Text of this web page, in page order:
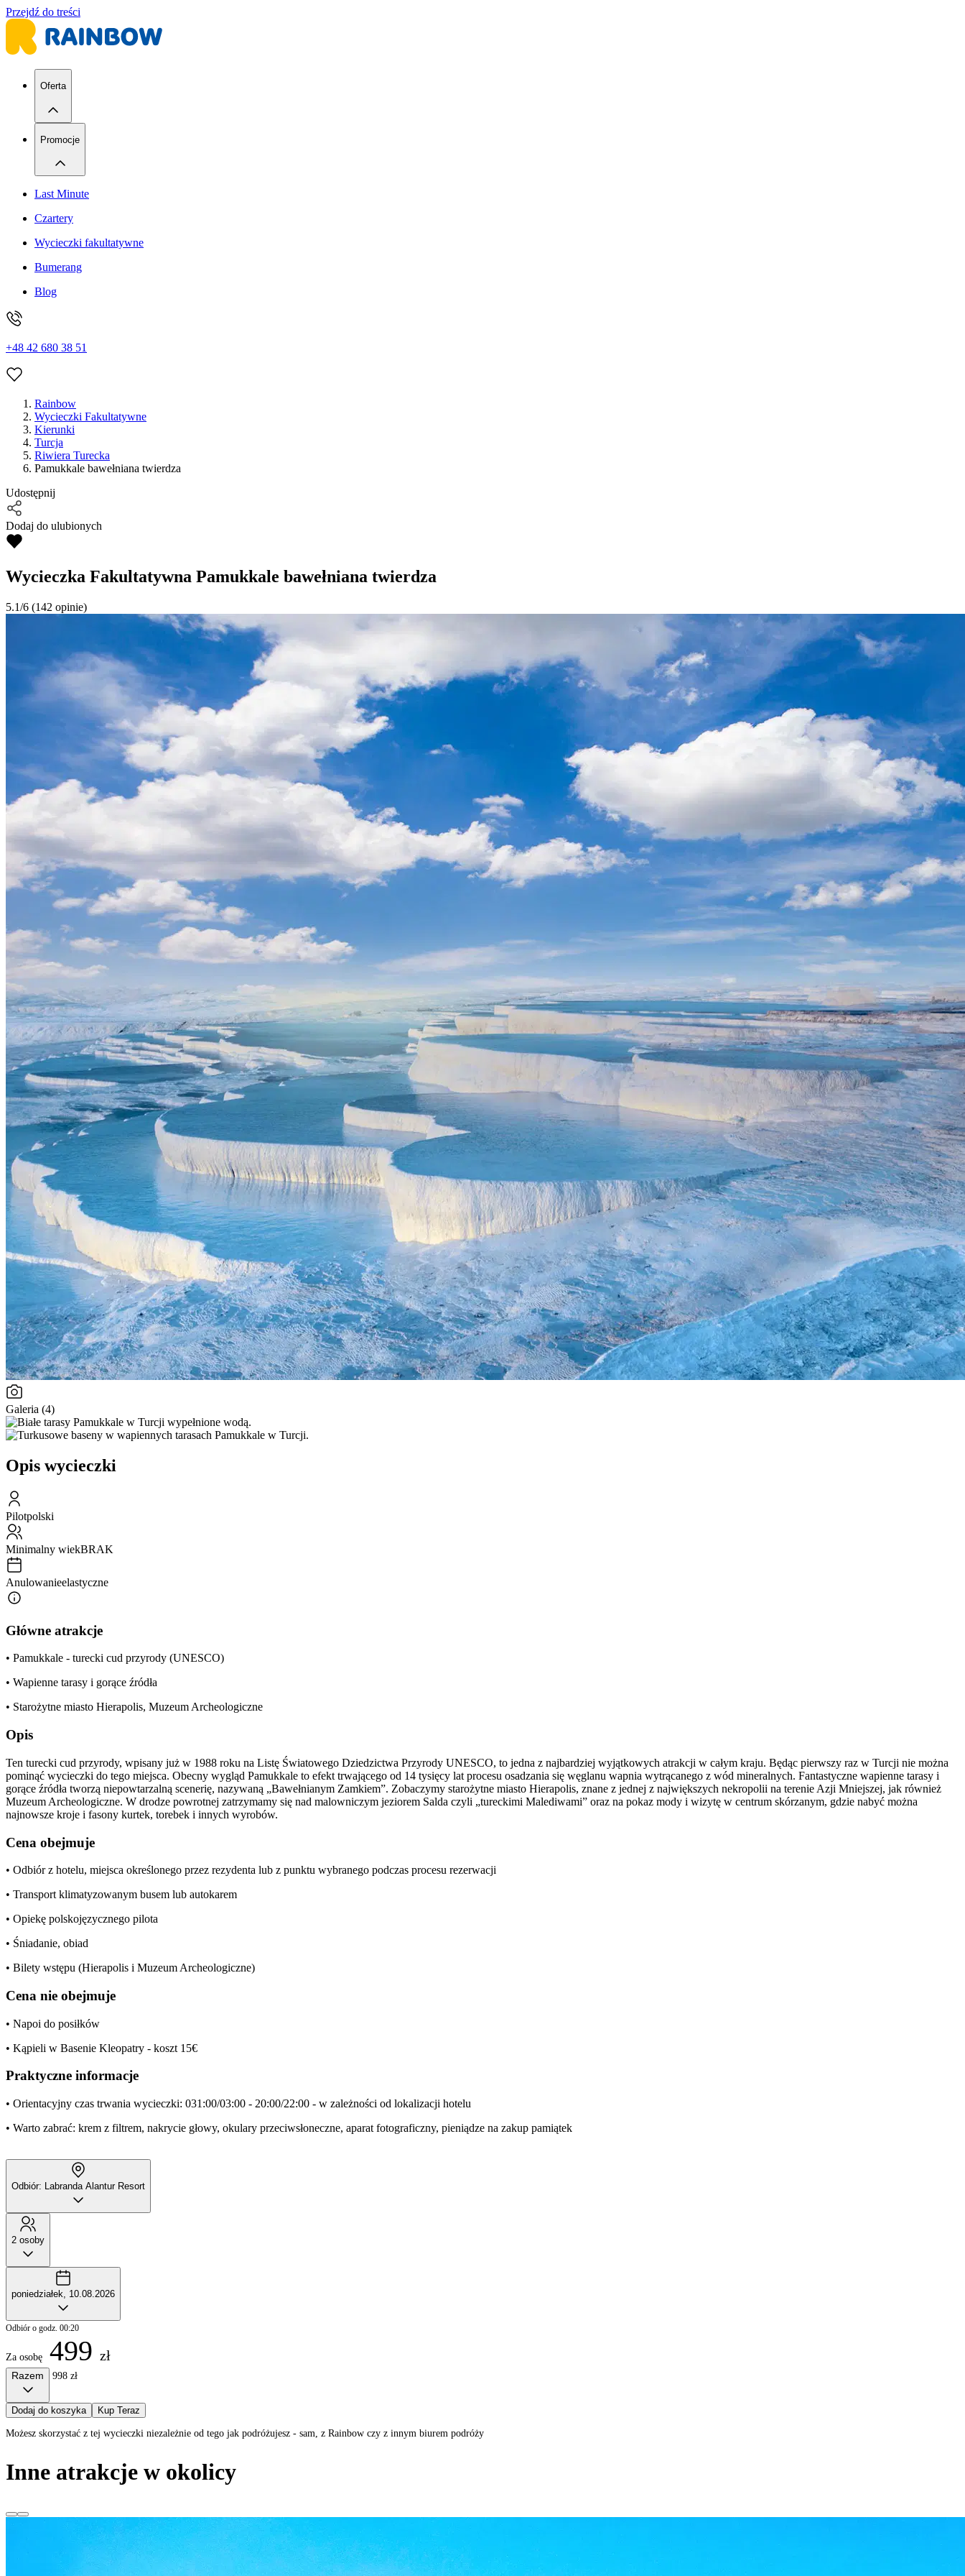
Przejdź do treści
Oferta
Promocje
Last Minute
Czartery
Wycieczki fakultatywne
Bumerang
Blog
+48 42 680 38 51
Rainbow
Wycieczki Fakultatywne
Kierunki
Turcja
Riwiera Turecka
Pamukkale bawełniana twierdza
Udostępnij
Dodaj do ulubionych
Wycieczka Fakultatywna Pamukkale bawełniana twierdza
5.1/6 (142 opinie)
Galeria (4)
Opis wycieczki
Pilotpolski
Minimalny wiekBRAK
Anulowanieelastyczne
Główne atrakcje
• Pamukkale - turecki cud przyrody (UNESCO)
• Wapienne tarasy i gorące źródła
• Starożytne miasto Hierapolis, Muzeum Archeologiczne
Opis
Ten turecki cud przyrody, wpisany już w 1988 roku na Listę Światowego Dziedzictwa Przyrody UNESCO, to jedna z najbardziej wyjątkowych atrakcji w całym kraju. Będąc pierwszy raz w Turcji nie można
pominąć wycieczki do tego miejsca. Obecny wygląd Pamukkale to efekt trwającego od 14 tysięcy lat procesu osadzania się węglanu wapnia wytrącanego z wód mineralnych. Fantastyczne wapienne tarasy i
gorące źródła tworzą niepowtarzalną scenerię, nazywaną „Bawełnianym Zamkiem”. Zobaczymy starożytne miasto Hierapolis, znane z jednej z największych nekropolii na terenie Azji Mniejszej, jak również
Muzeum Archeologiczne. W drodze powrotnej zatrzymamy się nad malowniczym jeziorem Salda czyli „tureckimi Malediwami” oraz na pokaz mody i wizytę w centrum skórzanym, gdzie nabyć można
najnowsze kroje i fasony kurtek, torebek i innych wyrobów.
Cena obejmuje
• Odbiór z hotelu, miejsca określonego przez rezydenta lub z punktu wybranego podczas procesu rezerwacji
• Transport klimatyzowanym busem lub autokarem
• Opiekę polskojęzycznego pilota
• Śniadanie, obiad
• Bilety wstępu (Hierapolis i Muzeum Archeologiczne)
Cena nie obejmuje
• Napoi do posiłków
• Kąpieli w Basenie Kleopatry - koszt 15€
Praktyczne informacje
• Orientacyjny czas trwania wycieczki: 031:00/03:00 - 20:00/22:00 - w zależności od lokalizacji hotelu
• Warto zabrać: krem z filtrem, nakrycie głowy, okulary przeciwsłoneczne, aparat fotograficzny, pieniądze na zakup pamiątek
Odbiór: Labranda Alantur Resort
2 osoby
poniedziałek, 10.08.2026
Odbiór o godz. 00:20
Za osobę 499 zł
Razem 998 zł
Dodaj do koszyka Kup Teraz
Możesz skorzystać z tej wycieczki niezależnie od tego jak podróżujesz - sam, z Rainbow czy z innym biurem podróży
Inne atrakcje w okolicy